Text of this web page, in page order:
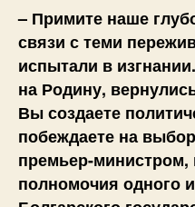
– Примите наше
связи с теми
испытали в
на Родину,
Вы создаете
побеждаете на
премьер-министром,
полномочия одного